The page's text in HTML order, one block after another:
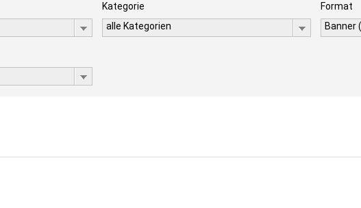
Kategorie
alle Kategorien
Format
Banner